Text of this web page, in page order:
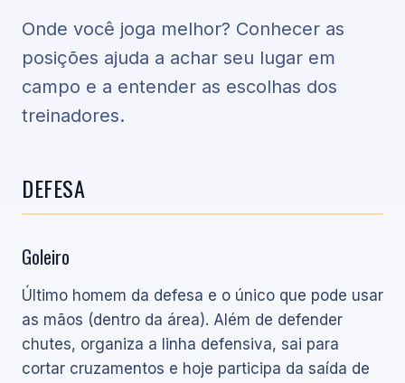
Onde você joga melhor? Conhecer as
posições ajuda a achar seu lugar em
campo e a entender as escolhas dos
treinadores.
DEFESA
Goleiro
Último homem da defesa e o único que pode usar
as mãos (dentro da área). Além de defender
chutes, organiza a linha defensiva, sai para
cortar cruzamentos e hoje participa da saída de